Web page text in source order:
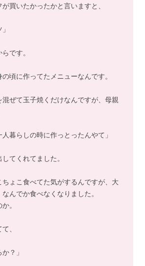
買いたかったかと言いますと、
です。
頃に作ってたメニューなんです。
ぜて玉子焼くだけなんですが、母親
人暮らしの時に作っとったんやて」
てくれてました。
ょこ食べてた気がするんですが、大
んでか食べなくなりました。
。
、
？」